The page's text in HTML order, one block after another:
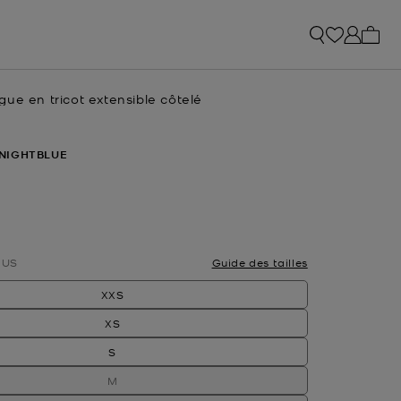
en tricot extensible côtelé
US Guide des tailles
XXS
XS
S
M